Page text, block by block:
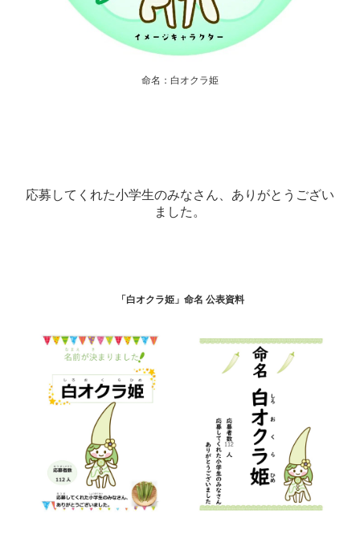
命名：白オクラ姫
応募してくれた小学生のみなさん、ありがとうござい
ました。
「白オクラ姫」命名 公表資料